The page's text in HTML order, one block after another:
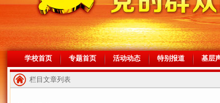
学校首页 专题首页 活动动态 特别报道 基层
栏目文章列表